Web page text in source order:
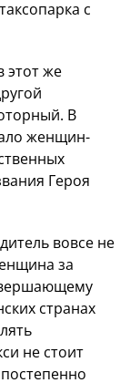
с
этот же
В
женщин-
Героя
вовсе не
за
странах
не стоит